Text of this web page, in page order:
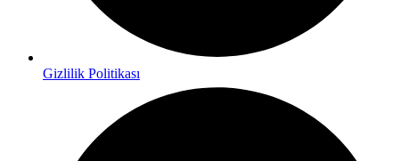
Gizlilik Politikası